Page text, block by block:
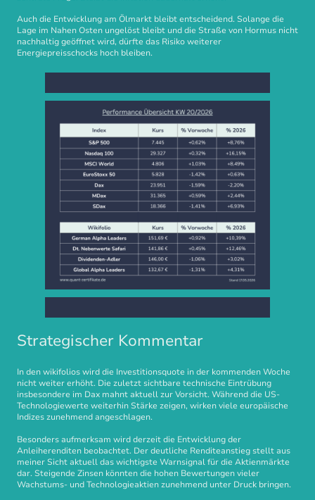
Auch die Entwicklung am Ölmarkt bleibt entscheidend. Solange die
Lage im Nahen Osten ungelöst bleibt und die Straße von Hormus nicht
nachhaltig geöffnet wird, dürfte das Risiko weiterer
Energiepreisschocks hoch bleiben.
Strategischer Kommentar
In den wikifolios wird die Investitionsquote in der kommenden Woche
nicht weiter erhöht. Die zuletzt sichtbare technische Eintrübung
insbesondere im Dax mahnt aktuell zur Vorsicht. Während die US-
Technologiewerte weiterhin Stärke zeigen, wirken viele europäische
Indizes zunehmend angeschlagen.
Besonders aufmerksam wird derzeit die Entwicklung der
Anleiherenditen beobachtet. Der deutliche Renditeanstieg stellt aus
meiner Sicht aktuell das wichtigste Warnsignal für die Aktienmärkte
dar. Steigende Zinsen könnten die hohen Bewertungen vieler
Wachstums- und Technologieaktien zunehmend unter Druck bringen.